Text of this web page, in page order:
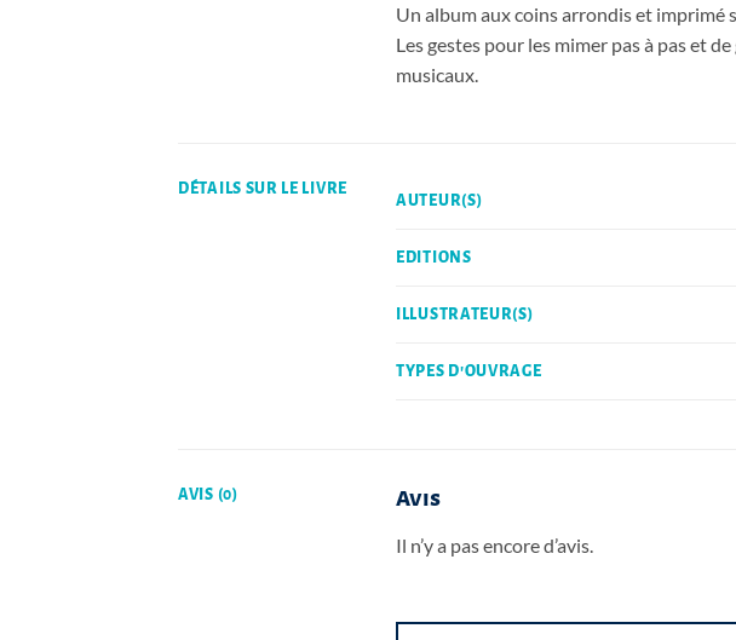
Un album aux coins arrondis et imprimé
Les gestes pour les mimer pas à pas et
musicaux.
DÉTAILS SUR LE LIVRE
AUTEUR(S)
EDITIONS
ILLUSTRATEUR(S)
TYPES D'OUVRAGE
AVIS (0) Avis
Il n’y a pas encore d’avis.